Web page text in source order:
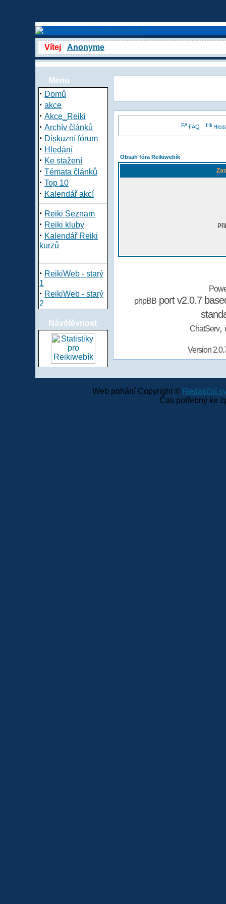
Vítej Anonyme
Menu
· Domů
· akce
· Akce_Reiki
· Archív článků
· Diskuzní fórum
· Hledání
· Ke stažení
· Témata článků
· Top 10
· Kalendář akcí
· Reiki Seznam
· Reiki kluby
· Kalendář Reiki
kurzů
· ReikiWeb - starý
1
· ReikiWeb - starý
2
Návštěvnost
FAQ
Obsah fóra Reikiwebík
phpBBport v2.0.7
ChatServ,
Version
Web pohání Copyright © Redakční
Čas potřebný ke